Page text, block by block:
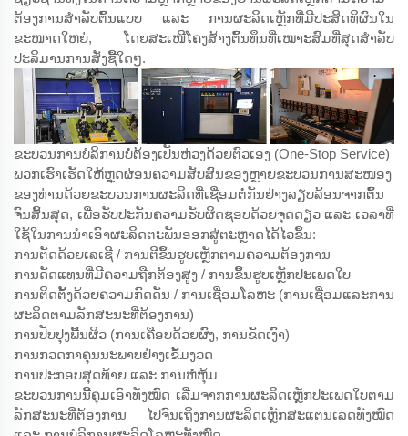
ຕ້ອງການສຳລັບຕົ້ນແບບ ແລະ ການຜະລິດເຫຼັກທີ່ມີປະສິດທິຜົນໃນ
ຂະໜາດໃຫຍ່, ໂດຍສະເໜີໂຄງສ້າງຕົ້ນທຶນທີ່ເໝາະສົມທີ່ສຸດສຳລັບ
ປະລິມານການສັ່ງຊື້ໃດໆ.
ຂະບວນການບໍລິການບໍ່ຕ້ອງເປັນຫ່ວງດ້ວຍຕົວເອງ (One-Stop Service)
ພວກເຮົາເຮັດໃຫ້ຫຼຸດຜ່ອນຄວາມສັບສົນຂອງຫຼາຍຂະບວນການສະໜອງ
ຂອງທ່ານດ້ວຍຂະບວນການຜະລິດທີ່ເຊື່ອມຕໍ່ກັນຢ່າງລຽບລ້ອນຈາກຕົ້ນ
ຈົນສິ້ນສຸດ, ເພື່ອຮັບປະກັນຄວາມຮັບຜິດຊອບດ້ວຍຈຸດດຽວ ແລະ ເວລາທີ່
ໃຊ້ໃນການນຳເອົາຜະລິດຕະພັນອອກສູ່ຕະຫຼາດໄດ້ໄວຂຶ້ນ:
ການຕັດດ້ວຍເລເຊີ / ການຕີຂຶ້ນຮູບເຫຼັກຕາມຄວາມຕ້ອງການ
ການດັດແທນທີ່ມີຄວາມຖືກຕ້ອງສູງ / ການຂຶ້ນຮູບເຫຼັກປະເພດໃບ
ການຕິດຕັ້ງດ້ວຍຄວາມກົດດັນ / ການເຊື່ອມໂລຫະ (ການເຊື່ອມແລະການ
ຜະລິດຕາມລັກສະນະທີ່ຕ້ອງການ)
ການປັບປຸງພື້ນຜິວ (ການເຄືອບດ້ວຍຜົງ, ການຂັດເງົາ)
ການກວດກາຄຸນນະພາບຢ່າງເຂັ້ມງວດ
ການປະກອບສຸດທ້າຍ ແລະ ການຫໍ່ຫຸ້ມ
ຂະບວນການນີ້ຄຸມເອົາທັງໝົດ ເລີ່ມຈາກການຜະລິດເຫຼັກປະເພດໃບຕາມ
ລັກສະນະທີ່ຕ້ອງການ ໄປຈົນເຖິງການຜະລິດເຫຼັກສະແຕນເລດທັງໝົດ